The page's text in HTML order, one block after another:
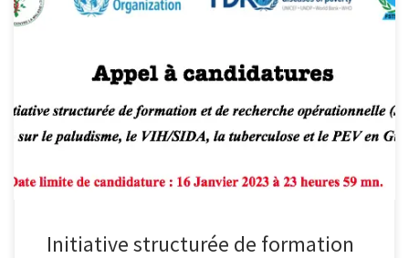
d’Excellence d’Afrique pour la prévention et le contrôle des
maladies transmissibles (CEA-PCMT) de l’Université Gamal Abdel
Nasser de Conakry et le Réseau National pour la Recherche
Opérationnelle en Guinée (RENAROG) lance […]
Initiative structurée de formation